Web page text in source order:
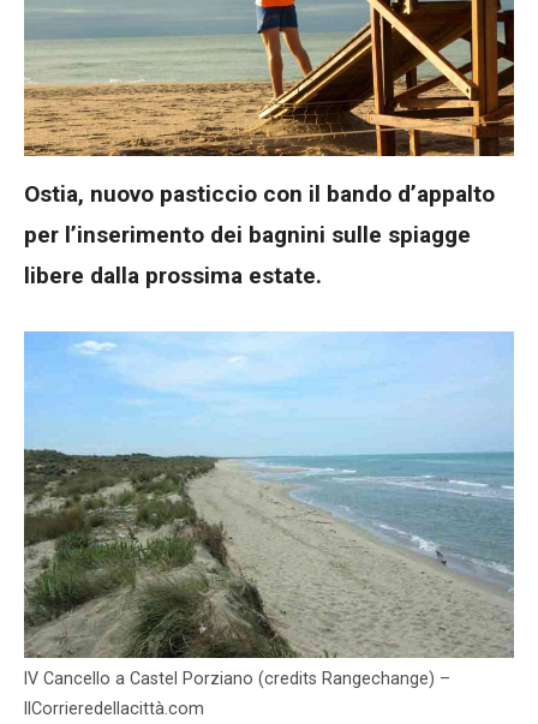
Ostia, nuovo pasticcio con il bando d’appalto
per l’inserimento dei bagnini sulle spiagge
libere dalla prossima estate.
IV Cancello a Castel Porziano (credits Rangechange) –
IlCorrieredellacittà.com